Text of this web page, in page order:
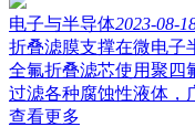
电子与半导体2023-08-
折叠滤膜支撑在微电子
全氟折叠滤芯使用聚四
过滤各种腐蚀性液体，
查看更多